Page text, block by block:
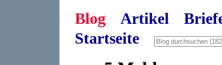
Blog Artikel
Startseite